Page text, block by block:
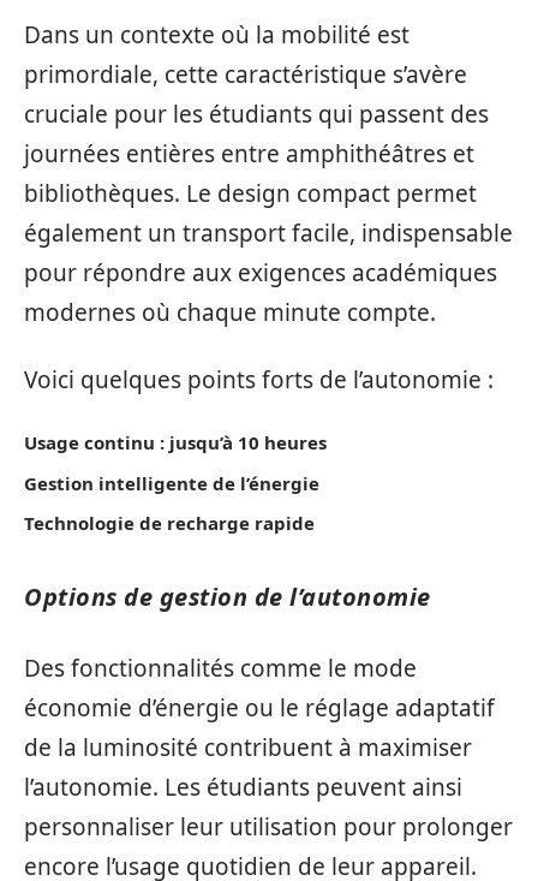
Dans un contexte où la mobilité est
primordiale, cette caractéristique s’avère
cruciale pour les étudiants qui passent des
journées entières entre amphithéâtres et
bibliothèques. Le design compact permet
également un transport facile, indispensable
pour répondre aux exigences académiques
modernes où chaque minute compte.
Voici quelques points forts de l’autonomie :
Usage continu : jusqu’à 10 heures
Gestion intelligente de l’énergie
Technologie de recharge rapide
Options de gestion de l’autonomie
Des fonctionnalités comme le mode
économie d’énergie ou le réglage adaptatif
de la luminosité contribuent à maximiser
l’autonomie. Les étudiants peuvent ainsi
personnaliser leur utilisation pour prolonger
encore l’usage quotidien de leur appareil.